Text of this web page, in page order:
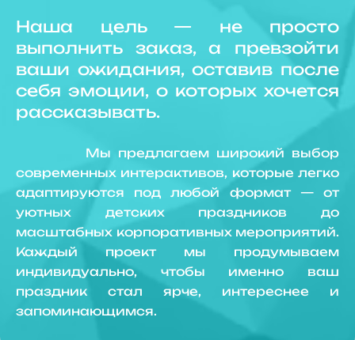
Наша цель — не просто
выполнить заказ, а превзойти
ваши ожидания, оставив после
себя эмоции, о которых хочется
рассказывать.
Мы предлагаем широкий выбор
современных интерактивов, которые легко
адаптируются под любой формат — от
уютных детских праздников до
масштабных корпоративных мероприятий.
Каждый проект мы продумываем
индивидуально, чтобы именно ваш
праздник стал ярче, интереснее и
запоминающимся.